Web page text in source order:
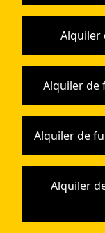
Alquiler
Alquiler de
Alquiler de
Alquiler